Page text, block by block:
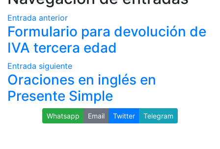
Entrada anterior
Formulario para devolución de
IVA tercera edad
Entrada siguiente
Oraciones en inglés en
Presente Simple
Whatsapp Email Twitter Telegram